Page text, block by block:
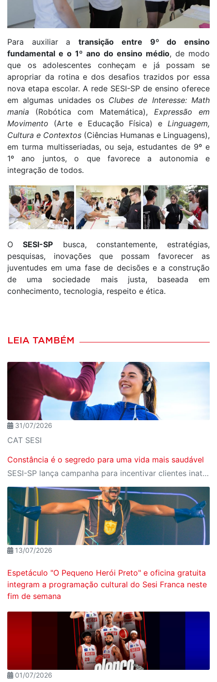
Para auxiliar atransição entre 9º do ensino
fundamental e o 1º ano do ensino médio, de modo
que os adolescentes conheçam e já possam se
apropriar da rotina e dos desafios trazidos por essa
nova etapa escolar. A rede SESI-SP de ensino oferece
em algumas unidades os Clubes de Interesse: Math
mania (Robótica com Matemática), Expressão em
Movimento (Arte e Educação Física) e Linguagem,
Cultura e Contextos (Ciências Humanas e Linguagens),
em turma multisseriadas, ou seja, estudantes de 9º e
1º ano juntos, o que favorece a autonomia e
integração de todos.
OSESI-SP busca, constantemente, estratégias,
pesquisas, inovações que possam favorecer as
juventudes em uma fase de decisões e a construção
de uma sociedade mais justa, baseada em
conhecimento, tecnologia, respeito e ética.
LEIA TAMBÉM
31/07/2026
CAT SESI
Constância é o segredo para uma vida mais saudável
SESI-SP lança campanha para incentivar clientes inativos a retomarem a prática de atividades físicas, esporte e lazer com benefícios exclusivos
13/07/2026
Espetáculo "O Pequeno Herói Preto" e oficina gratuita
integram a programação cultural do Sesi Franca neste
fim de semana
01/07/2026